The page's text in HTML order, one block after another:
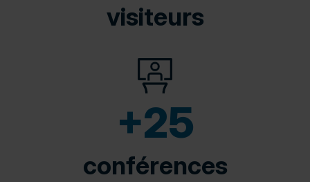
visiteurs
+25
conférences